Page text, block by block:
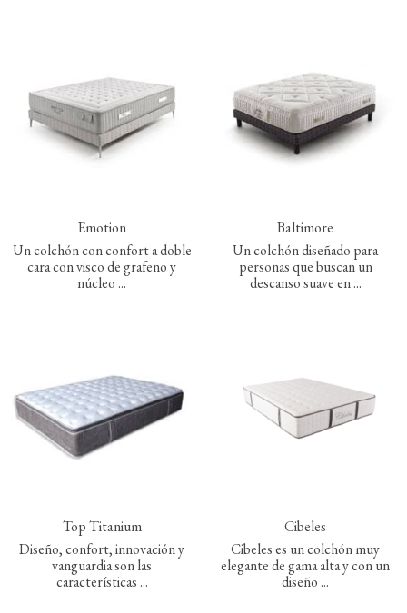
Emotion
Un colchón con confort a doble
cara con visco de grafeno y
núcleo ...
Baltimore
Un colchón diseñado para
personas que buscan un
descanso suave en ...
Top Titanium
Diseño, confort, innovación y
vanguardia son las
características ...
Cibeles
Cibeles es un colchón muy
elegante de gama alta y con un
diseño ...